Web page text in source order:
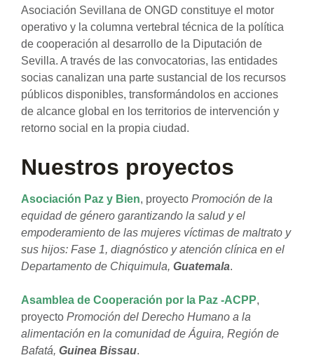
Asociación Sevillana de ONGD constituye el motor
operativo y la columna vertebral técnica de la política
de cooperación al desarrollo de la Diputación de
Sevilla. A través de las convocatorias, las entidades
socias canalizan una parte sustancial de los recursos
públicos disponibles, transformándolos en acciones
de alcance global en los territorios de intervención y
retorno social en la propia ciudad.
Nuestros proyectos
Asociación Paz y Bien, proyecto Promoción de la
equidad de género garantizando la salud y el
empoderamiento de las mujeres víctimas de maltrato y
sus hijos: Fase 1, diagnóstico y atención clínica en el
Departamento de Chiquimula, Guatemala.
Asamblea de Cooperación por la Paz -ACPP,
proyecto Promoción del Derecho Humano a la
alimentación en la comunidad de Águira, Región de
Bafatá, Guinea Bissau.